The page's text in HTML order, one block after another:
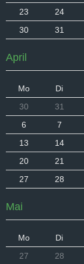
23
24
30
31
April
Mo Di
30
31
6
7
13
14
20
21
27
28
Mai
Mo Di
27
28